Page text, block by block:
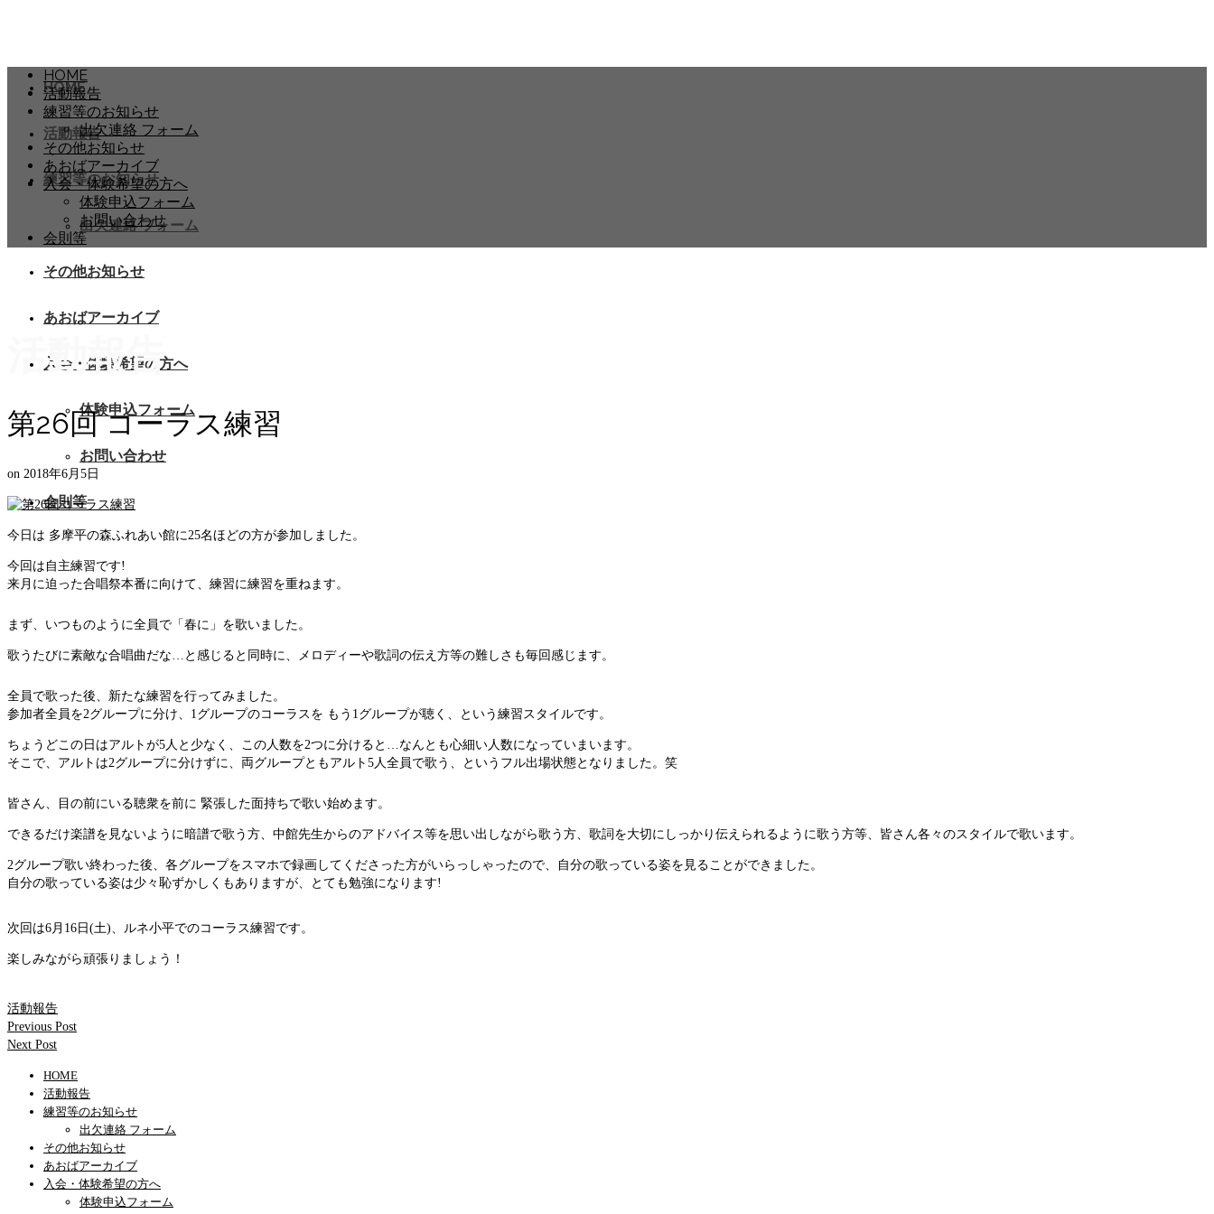
HOME
活動報告
練習等のお知らせ
出欠連絡 フォーム
その他お知らせ
あおばアーカイブ
入会・体験希望の方へ
体験申込フォーム
お問い合わせ
会則等
HOME
活動報告
練習等のお知らせ
出欠連絡 フォーム
その他お知らせ
あおばアーカイブ
入会・体験希望の方へ
体験申込フォーム
お問い合わせ
会則等
活動報告
第26回 コーラス練習
on 2018年6月5日
今日は 多摩平の森ふれあい館に25名ほどの方が参加しました。
今回は自主練習です!
来月に迫った合唱祭本番に向けて、練習に練習を重ねます。
まず、いつものように全員で「春に」を歌いました。
歌うたびに素敵な合唱曲だな…と感じると同時に、メロディーや歌詞の伝え方等の難しさも毎回感じます。
全員で歌った後、新たな練習を行ってみました。
参加者全員を2グループに分け、1グループのコーラスを もう1グループが聴く、という練習スタイルです。
ちょうどこの日はアルトが5人と少なく、この人数を2つに分けると…なんとも心細い人数になっていまいます。
そこで、アルトは2グループに分けずに、両グループともアルト5人全員で歌う、というフル出場状態となりました。笑
皆さん、目の前にいる聴衆を前に 緊張した面持ちで歌い始めます。
できるだけ楽譜を見ないように暗譜で歌う方、中館先生からのアドバイス等を思い出しながら歌う方、歌詞を大切にしっかり伝えられるように歌う方等、皆さん各々のスタイルで歌います。
2グループ歌い終わった後、各グループをスマホで録画してくださった方がいらっしゃったので、自分の歌っている姿を見ることができました。
自分の歌っている姿は少々恥ずかしくもありますが、とても勉強になります!
次回は6月16日(土)、ルネ小平でのコーラス練習です。
楽しみながら頑張りましょう！
活動報告
Previous Post
Next Post
HOME
活動報告
練習等のお知らせ
出欠連絡 フォーム
その他お知らせ
あおばアーカイブ
入会・体験希望の方へ
体験申込フォーム